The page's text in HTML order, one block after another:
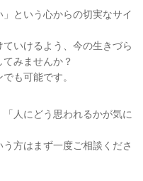
という心からの切実なサイ
いけるよう、今の生きづら
みませんか？
も可能です。
「人にどう思われるかが気に
方はまず一度ご相談くださ